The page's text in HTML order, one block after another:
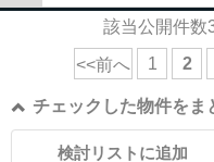
該当公開件数
<<前へ 1 2
チェックした物件をま
検討リストに追加